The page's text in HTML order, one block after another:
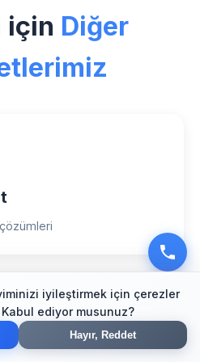
oranımızla
için Diğer
iyileştirmek için çerezler
ediyor musunuz?
Hayır, Reddet